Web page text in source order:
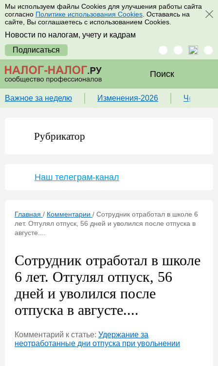
Мы используем файлы Cookies для улучшения работы сайта
согласно Политике использования Cookies . Оставаясь на
сайте, Вы соглашаетесь с использованием Cookies.
Новости по налогам, учету и кадрам
Подписаться
Поиск
Важное за неделю Изменения-2026 Чек-
Рубрикатор
Наш телеграм-канал
Главная / Комментарии / Сотрудник отработал в школе 6
лет. Отгулял отпуск, 56 дней и уволился после отпуска в
августе....
Сотрудник отработал в школе
6 лет. Отгулял отпуск, 56
дней и уволился после
отпуска в августе....
Комментарий к статье: Удержание за
неотработанные дни отпуска при увольнении